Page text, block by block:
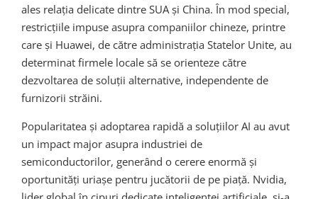
ales relația delicate dintre SUA și China. În mod special,
restricțiile impuse asupra companiilor chineze, printre
care și Huawei, de către administrația Statelor Unite, au
determinat firmele locale să se orienteze către
dezvoltarea de soluții alternative, independente de
furnizorii străini.
Popularitatea și adoptarea rapidă a soluțiilor AI au avut
un impact major asupra industriei de
semiconductorilor, generând o cerere enormă și
oportunități uriașe pentru jucătorii de pe piață. Nvidia,